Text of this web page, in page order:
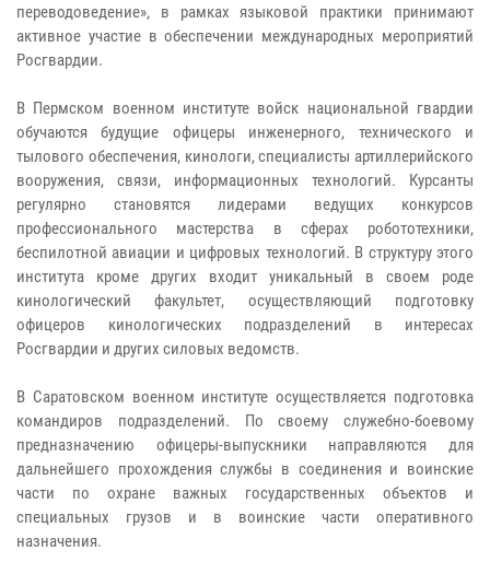
переводоведение», в рамках языковой практики принимают
активное участие в обеспечении международных мероприятий
Росгвардии.
В Пермском военном институте войск национальной гвардии
обучаются будущие офицеры инженерного, технического и
тылового обеспечения, кинологи, специалисты артиллерийского
вооружения, связи, информационных технологий. Курсанты
регулярно становятся лидерами ведущих конкурсов
профессионального мастерства в сферах робототехники,
беспилотной авиации и цифровых технологий. В структуру этого
института кроме других входит уникальный в своем роде
кинологический факультет, осуществляющий подготовку
офицеров кинологических подразделений в интересах
Росгвардии и других силовых ведомств.
В Саратовском военном институте осуществляется подготовка
командиров подразделений. По своему служебно-боевому
предназначению офицеры-выпускники направляются для
дальнейшего прохождения службы в соединения и воинские
части по охране важных государственных объектов и
специальных грузов и в воинские части оперативного
назначения.